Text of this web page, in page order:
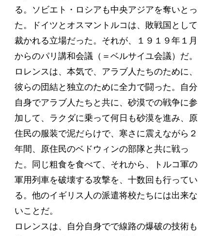
る。ソビエト・ロシアも中央アジアを奪いとっ
た。ドイツとオスマントルコは、敗戦国として
裁かれる立場だった。それが、１９１９年１月
からのパリ講和会議（＝ベルサイユ会議）だ。
ロレンスは、本気で、アラブ人たちのために、
彼らの団結と独立のために全力で闘った。自分
自身でアラブ人たちと共に、砂漠での戦争に参
加して、ラクダに乗って何日も砂漠を進み、原
住民の服装で泥だらけで、寒さに震えながら２
年間、原住民のベドウィンの部隊と共に戦っ
た。同じ粗食を食べて、それから、トルコ軍の
軍用列車を破壊する攻撃を、十数回も行ってい
る。他のイギリス人の派遣将校たちには出来な
いことだ。
ロレンスは、自分自身でで線路の爆破の技術も